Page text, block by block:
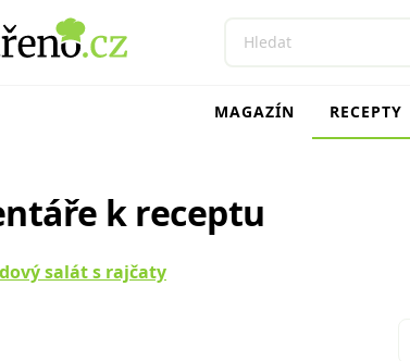
MAGAZÍN RECEPTY
k receptu
salát s rajčaty